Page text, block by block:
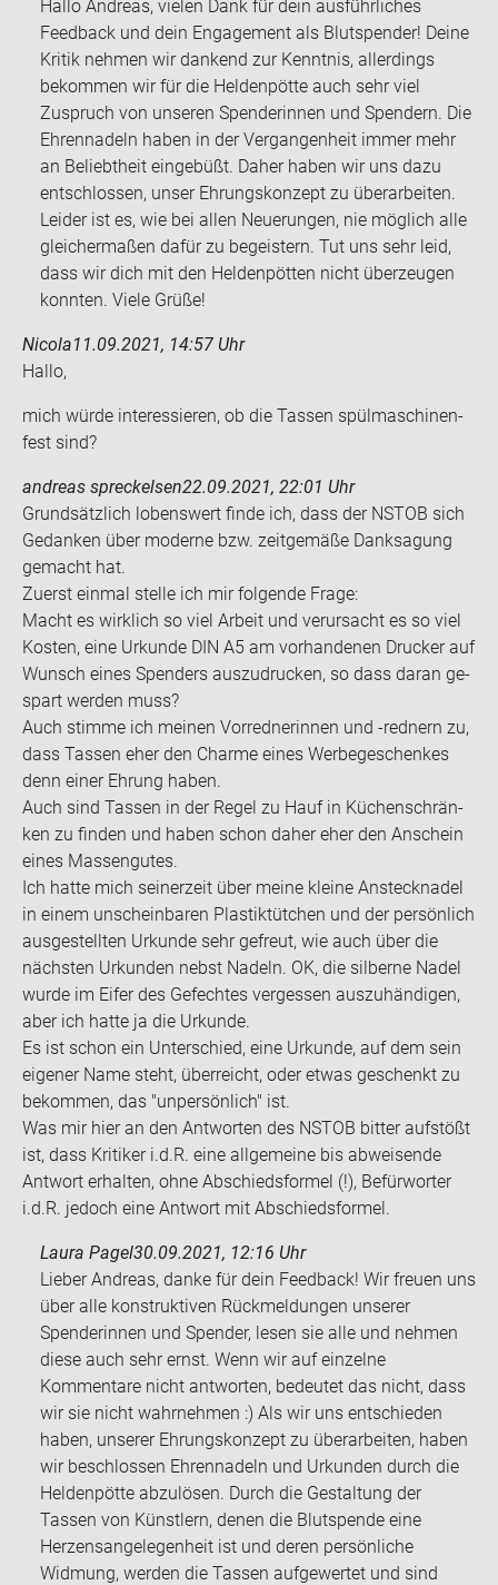
Hallo Andreas, vielen Dank für dein ausführliches
Feedback und dein Engagement als Blutspender! Deine
Kritik nehmen wir dankend zur Kenntnis, allerdings
bekommen wir für die Heldenpötte auch sehr viel
Zuspruch von unseren Spenderinnen und Spendern. Die
Ehrennadeln haben in der Vergangenheit immer mehr
an Beliebtheit eingebüßt. Daher haben wir uns dazu
entschlossen, unser Ehrungskonzept zu überarbeiten.
Leider ist es, wie bei allen Neuerungen, nie möglich alle
gleichermaßen dafür zu begeistern. Tut uns sehr leid,
dass wir dich mit den Heldenpötten nicht überzeugen
konnten. Viele Grüße!
Nicola11.09.2021, 14:57 Uhr
Hallo,
mich würde in­ter­es­sie­ren, ob die Tas­sen spül­ma­schi­nen­
fest sind?
andreas spreckelsen22.09.2021, 22:01 Uhr
Grund­sätz­lich lo­bens­wert finde ich, dass der NSTOB sich
Ge­dan­ken über mo­der­ne bzw. zeit­ge­mä­ße Dank­sa­gung
ge­macht hat.
Zu­erst ein­mal stel­le ich mir fol­gen­de Frage:
Macht es wirk­lich so viel Ar­beit und ver­ur­sacht es so viel
Kos­ten, eine Ur­kun­de DIN A5 am vor­han­de­nen Dru­cker auf
Wunsch eines Spen­ders aus­zu­dru­cken, so dass daran ge­
spart wer­den muss?
Auch stim­me ich mei­nen Vor­red­ne­rin­nen und -​rednern zu,
dass Tas­sen eher den Charme eines Wer­be­ge­schen­kes
denn einer Eh­rung haben.
Auch sind Tas­sen in der Regel zu Hauf in Kü­chen­schrän­
ken zu fin­den und haben schon daher eher den An­schein
eines Mas­sen­gu­tes.
Ich hatte mich sei­ner­zeit über meine klei­ne An­steck­na­del
in einem un­schein­ba­ren Plas­tik­tüt­chen und der per­sön­lich
aus­ge­stell­ten Ur­kun­de sehr ge­freut, wie auch über die
nächs­ten Ur­kun­den nebst Na­deln. OK, die sil­ber­ne Nadel
wurde im Eifer des Ge­fech­tes ver­ges­sen aus­zu­hän­di­gen,
aber ich hatte ja die Ur­kun­de.
Es ist schon ein Un­ter­schied, eine Ur­kun­de, auf dem sein
ei­ge­ner Name steht, über­reicht, oder etwas ge­schenkt zu
be­kom­men, das "un­per­sön­lich" ist.
Was mir hier an den Ant­wor­ten des NSTOB bit­ter auf­stößt
ist, dass Kri­ti­ker i.d.R. eine all­ge­mei­ne bis ab­wei­sen­de
Ant­wort er­hal­ten, ohne Ab­schieds­for­mel (!), Be­für­wor­ter
i.d.R. je­doch eine Ant­wort mit Ab­schieds­for­mel.
Laura Pagel30.09.2021, 12:16 Uhr
Lieber Andreas, danke für dein Feedback! Wir freuen uns
über alle konstruktiven Rückmeldungen unserer
Spenderinnen und Spender, lesen sie alle und nehmen
diese auch sehr ernst. Wenn wir auf einzelne
Kommentare nicht antworten, bedeutet das nicht, dass
wir sie nicht wahrnehmen :) Als wir uns entschieden
haben, unserer Ehrungskonzept zu überarbeiten, haben
wir beschlossen Ehrennadeln und Urkunden durch die
Heldenpötte abzulösen. Durch die Gestaltung der
Tassen von Künstlern, denen die Blutspende eine
Herzensangelegenheit ist und deren persönliche
Widmung, werden die Tassen aufgewertet und sind